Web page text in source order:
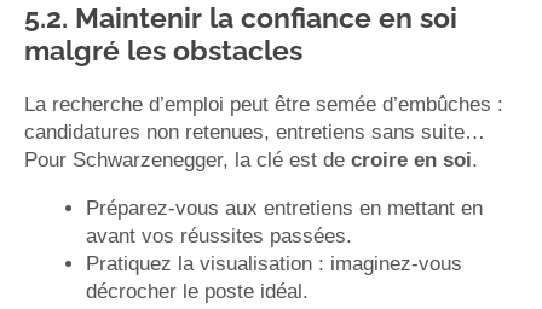
5.2. Maintenir la confiance en soi
malgré les obstacles
La recherche d’emploi peut être semée d’embûches :
candidatures non retenues, entretiens sans suite…
Pour Schwarzenegger, la clé est de croire en soi.
Préparez-vous aux entretiens en mettant en
avant vos réussites passées.
Pratiquez la visualisation : imaginez-vous
décrocher le poste idéal.